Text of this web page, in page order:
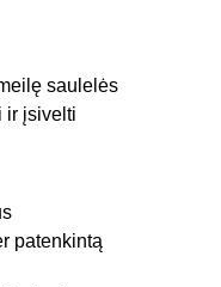
saulelės
ir įsivelti
patenkintą